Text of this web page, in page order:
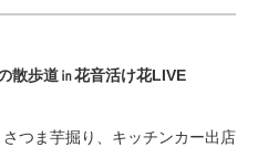
散歩道㏌花音活け花LIVE
つま芋掘り、キッチンカー出店